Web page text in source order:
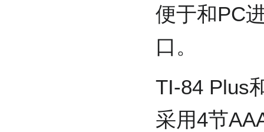
便于和PC
口。
TI-84 Plus
采用4节